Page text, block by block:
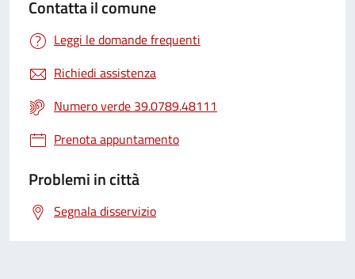
Contatta il comune
Leggi le domande frequenti
Richiedi assistenza
Numero verde 39.0789.48111
Prenota appuntamento
Problemi in città
Segnala disservizio